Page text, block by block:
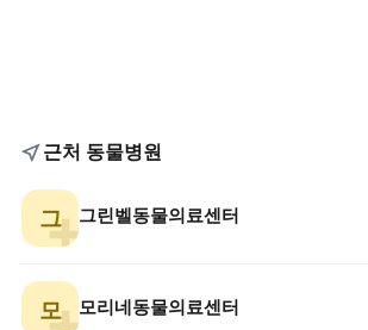
근처 동물병원
그 그린벨동물의료센터
모 모리네동물의료센터